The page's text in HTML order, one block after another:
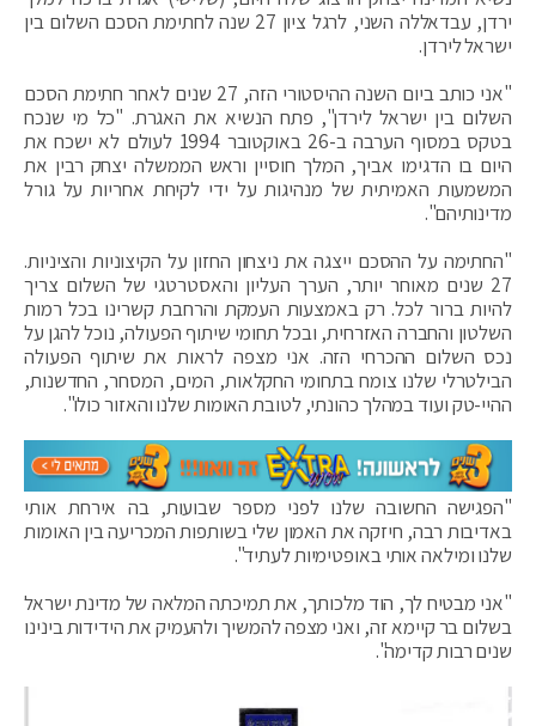
ירדן, עבדאללה השני, לרגל ציון 27 שנה לחתימת הסכם השלום בין
ישראל לירדן.
"אני כותב ביום השנה ההיסטורי הזה, 27 שנים לאחר חתימת הסכם
השלום בין ישראל לירדן", פתח הנשיא את האגרת. "כל מי שנכח
בטקס במסוף הערבה ב-26 באוקטובר 1994 לעולם לא ישכח את
היום בו הדגימו אביך, המלך חוסיין וראש הממשלה יצחק רבין את
המשמעות האמיתית של מנהיגות על ידי לקיחת אחריות על גורל
מדינותיהם".
"החתימה על ההסכם ייצגה את ניצחון החזון על הקיצוניות והציניות.
27 שנים מאוחר יותר, הערך העליון והאסטרטגי של השלום צריך
להיות ברור לכל. רק באמצעות העמקת והרחבת קשרינו בכל רמות
השלטון והחברה האזרחית, ובכל תחומי שיתוף הפעולה, נוכל להגן על
נכס השלום ההכרחי הזה. אני מצפה לראות את שיתוף הפעולה
הבילטרלי שלנו צומח בתחומי החקלאות, המים, המסחר, החדשנות,
ההיי-טק ועוד במהלך כהונתי, לטובת האומות שלנו והאזור כולו".
"הפגישה החשובה שלנו לפני מספר שבועות, בה אירחת אותי
באדיבות רבה, חיזקה את האמון שלי בשותפות המכריעה בין האומות
שלנו ומילאה אותי באופטימיות לעתיד".
"אני מבטיח לך, הוד מלכותך, את תמיכתה המלאה של מדינת ישראל
בשלום בר קיימא זה, ואני מצפה להמשיך ולהעמיק את הידידות בינינו
שנים רבות קדימה".